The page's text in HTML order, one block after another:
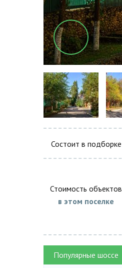
Состоит в подборке
Стоимость объектов
в этом поселке
Популярные шоссе